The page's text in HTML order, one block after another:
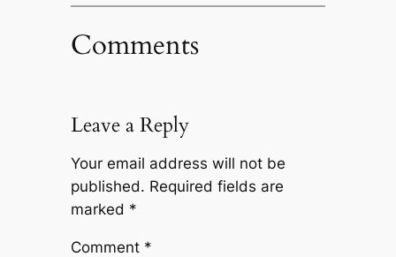
Comments
Leave a Reply
Your email address will not be
published. Required fields are
marked *
Comment *